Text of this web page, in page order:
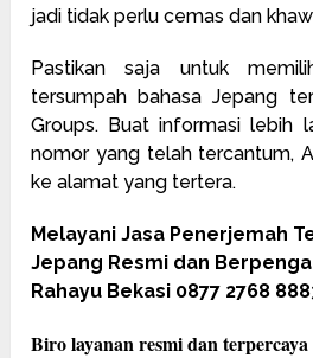
jadi tidak perlu cemas dan
Pastikan saja untuk
tersumpah bahasa Jepang
Groups. Buat informasi lebih
nomor yang telah tercantum,
ke alamat yang tertera.
Melayani Jasa Penerjemah
Jepang Resmi dan
Rahayu Bekasi 0877 2768
Biro layanan resmi dan terpercaya